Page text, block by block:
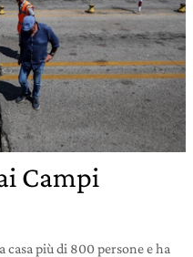
Campi
casa più di 800 persone e ha